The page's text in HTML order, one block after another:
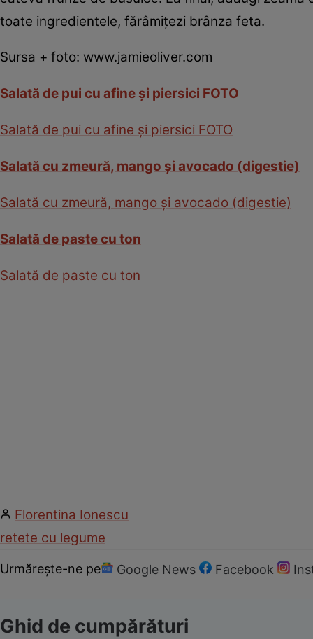
toate ingredientele, fărâmiţezi brânza feta.
Sursa + foto: www.jamieoliver.com
Salată de pui cu afine şi piersici FOTO
Salată de pui cu afine şi piersici FOTO
Salată cu zmeură, mango şi avocado (digestie)
Salată cu zmeură, mango şi avocado (digestie)
Salată de paste cu ton
Salată de paste cu ton
Florentina Ionescu
retete cu legume
Urmărește-ne pe Google News Facebook
Ghid de cumpărături